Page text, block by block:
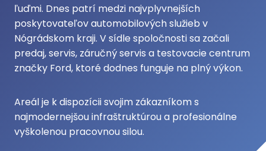
ľuďmi. Dnes patrí medzi najvplyvnejších
poskytovateľov automobilových služieb v
Nógrádskom kraji. V sídle spoločnosti sa začali
predaj, servis, záručný servis a testovacie centrum
značky Ford, ktoré dodnes funguje na plný výkon.
Areál je k dispozícii svojim zákazníkom s
najmodernejšou infraštruktúrou a profesionálne
vyškolenou pracovnou silou.